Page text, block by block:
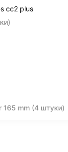
cc2 plus
165 mm (4 штуки)